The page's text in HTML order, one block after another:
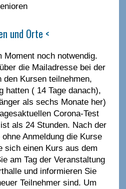
und Orte <
Moment noch notwendig.
die Mailadresse bei der
Kursen teilnehmen,
hatten ( 14 Tage danach),
als sechs Monate her)
Corona-Test
als 24 Stunden. Nach der
Anmeldung die Kurse
sich einen Kurs aus dem
am Tag der Veranstaltung
und informieren Sie
Teilnehmer sind. Um